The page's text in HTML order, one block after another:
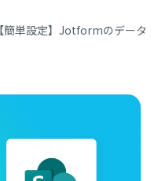
【簡単設定】Jotformのデータ